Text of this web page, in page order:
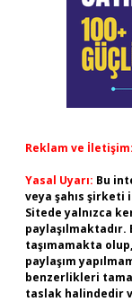
Reklam ve İletişim:
Yasal Uyarı: Bu
veya şahıs şirketi
Sitede yalnızca
taşımamakta
paylaşım
benzerlikleri
taslak halindedir